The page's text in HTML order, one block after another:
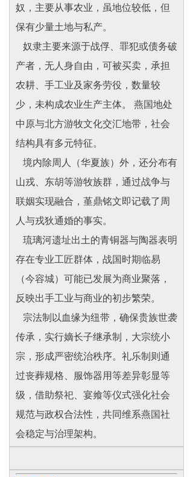
奴，主要从事农业，虽地位较低，但
保有少量土地与私产。
奴隶主要来源于战俘、罪犯或债务破
产者，无人身自由，可被买卖，承担
农耕、手工业及家务劳役，数量较
少，未构成农业生产主体。 燕国地处
中原与北方游牧文化交汇地带，社会
结构具有多元特征。
境内除周人（华夏族）外，还分布有
山戎、东胡等游牧族群，通过战争与
联姻实现融合，堇鼎铭文即记载了周
人与戎狄通婚的事实。
琉璃河遗址出土的青铜器与陶器表明
存在专业工匠群体，战国时期临易
（今容城）可能已发展为商业聚落，
反映出手工业与商业的初步繁荣。
宗法制以血缘为纽带，确保贵族世袭
传承，实行嫡长子继承制，大宗统小
宗，形成严密统治秩序。礼乐制则通
过丧葬规格、服饰器用等差异彰显等
级，借助祭祀、宴飨等仪式强化社会
规范与政权合法性，共同维系燕国社
会稳定与治理架构。